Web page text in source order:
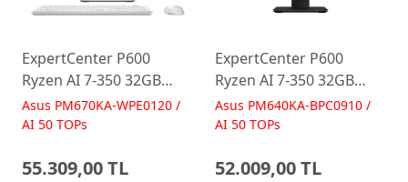
ExpertCenter P600
Ryzen AI 7-350 32GB
512GB 27 FreeDos Beyaz
AI-Powered AIO
Asus PM670KA-WPE0120 /
AI 50 TOPs
55.309,00 TL
ExpertCenter P600
Ryzen AI 7-350 32GB
512GB 23.8 FreeDos
Siyah AI-Powered AIO
Asus PM640KA-BPC0910 /
AI 50 TOPs
52.009,00 TL